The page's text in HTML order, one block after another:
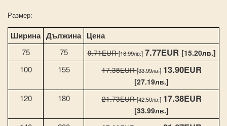
Размер:
Ширина Дължина Цена
75 75 9.71EUR[18.99лв.] 7.77EUR [15.20лв.]
100 155 17.38EUR[33.99лв.] 13.90EUR
[27.19лв.]
120 180 21.73EUR[42.50лв.] 17.38EUR
[33.99лв.]